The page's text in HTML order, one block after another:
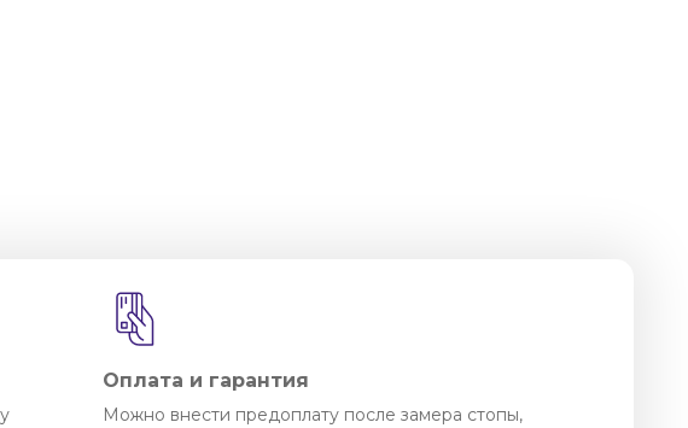
Оплата и гарантия
Можно внести предоплату после замера стопы,